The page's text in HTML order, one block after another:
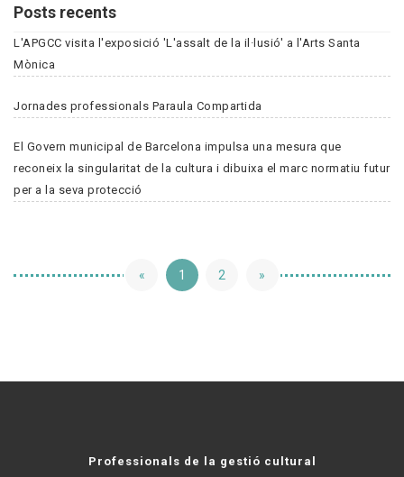
Posts recents
L'APGCC visita l'exposició 'L'assalt de la il·lusió' a l'Arts Santa
Mònica
Jornades professionals Paraula Compartida
El Govern municipal de Barcelona impulsa una mesura que
reconeix la singularitat de la cultura i dibuixa el marc normatiu futur
per a la seva protecció
« 1 2 »
Professionals de la gestió cultural